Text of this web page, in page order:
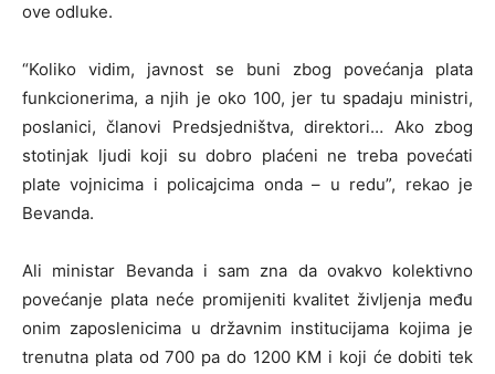
ove odluke.
“Koliko vidim, javnost se buni zbog povećanja plata
funkcionerima, a njih je oko 100, jer tu spadaju ministri,
poslanici, članovi Predsjedništva, direktori… Ako zbog
stotinjak ljudi koji su dobro plaćeni ne treba povećati
plate vojnicima i policajcima onda – u redu”, rekao je
Bevanda.
Ali ministar Bevanda i sam zna da ovakvo kolektivno
povećanje plata neće promijeniti kvalitet življenja među
onim zaposlenicima u državnim institucijama kojima je
trenutna plata od 700 pa do 1200 KM i koji će dobiti tek